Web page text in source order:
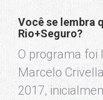
Você se lembra
Rio+Seguro?
O programa foi
Marcelo
2017,